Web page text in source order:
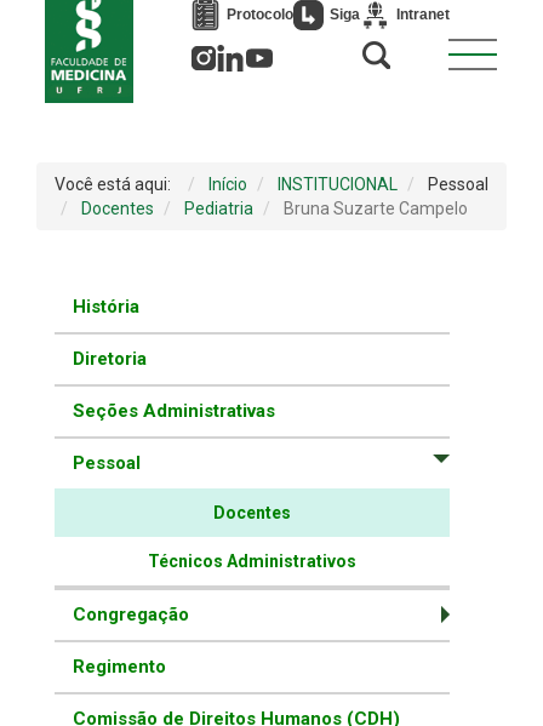
PARA
Protocolo Siga Intranet
Você está aqui: Início INSTITUCIONAL
Pessoal
Docentes
Pediatria Bruna Suzarte Campelo
História
Diretoria
Seções Administrativas
Pessoal
Docentes
Técnicos Administrativos
Congregação
Regimento
Comissão de Direitos Humanos (CDH)